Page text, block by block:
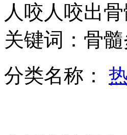
人咬人咬出
关键词：骨
分类名称：